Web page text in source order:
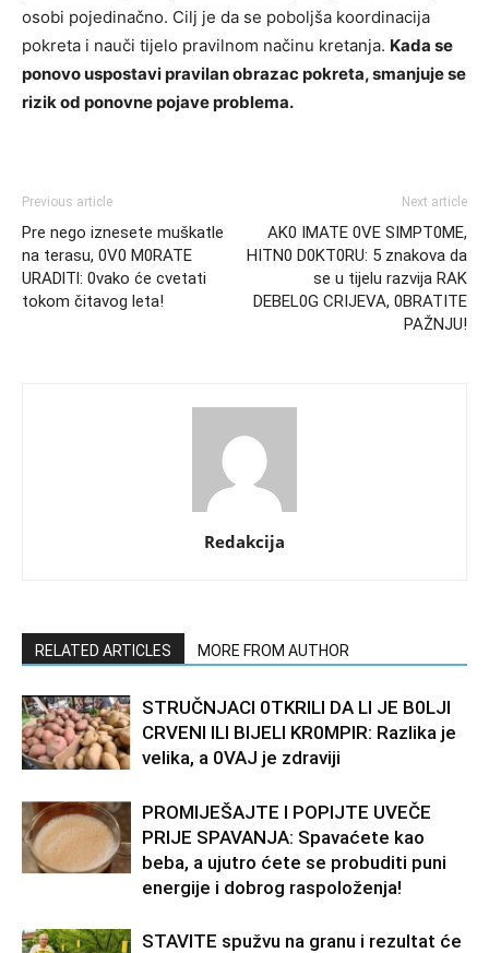
osobi pojedinačno. Cilj je da se poboljša koordinacija
pokreta i nauči tijelo pravilnom načinu kretanja. Kada se
ponovo uspostavi pravilan obrazac pokreta, smanjuje se
rizik od ponovne pojave problema.
Previous article
Pre nego iznesete muškatle
na terasu, 0V0 M0RATE
URADlTl: 0vako će cvetati
tokom čitavog leta!
Next article
AK0 IMATE 0VE SIMPT0ME,
HITN0 D0KT0RU: 5 znakova da
se u tijelu razvija RAK
DEBEL0G CRIJEVA, 0BRATITE
PAŽNJU!
Redakcija
RELATED ARTICLES MORE FROM AUTHOR
STRUČNJACI 0TKRILI DA LI JE B0LJI
CRVENI ILI BIJELI KR0MPIR: Razlika je
velika, a 0VAJ je zdraviji
PROMIJEŠAJTE I POPIJTE UVEČE
PRIJE SPAVANJA: Spavaćete kao
beba, a ujutro ćete se probuditi puni
energije i dobrog raspoloženja!
STAVlTE spužvu na granu i rezultat će